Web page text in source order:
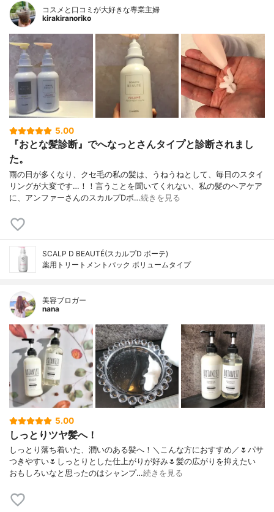
コスメと口コミが大好きな専業主婦
kirakiranoriko
5.00
『おとな髪診断』でへなっとさんタイプと診断されまし
た。
雨の日が多くなり、クセ毛の私の髪は、うねうねとして、毎日のスタイ
リングが大変です…！！言うことを聞いてくれない、私の髪のヘアケア
に、アンファーさんのスカルプDボ…続きを見る
SCALP D BEAUTÉ(スカルプD ボーテ)
薬用トリートメントパック ボリュームタイプ
美容ブロガー
nana
5.00
しっとりツヤ髪へ！
しっとり落ち着いた、潤いのある髪へ！＼こんな方におすすめ／🌷パサ
つきやすい🌷しっとりとした仕上がりが好み🌷髪の広がりを抑えたい
おもしろいなと思ったのはシャンプ…続きを見る